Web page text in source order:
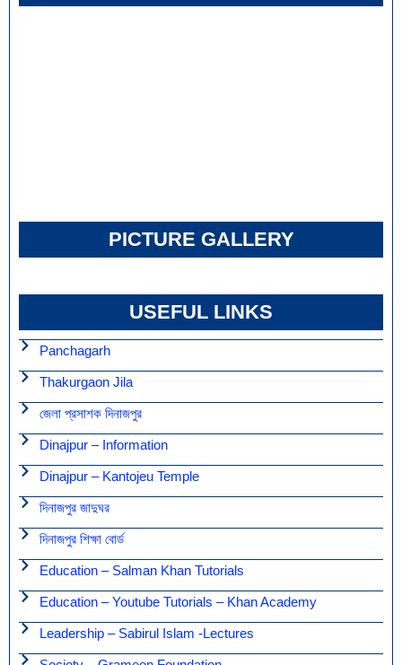
PICTURE GALLERY
USEFUL LINKS
Panchagarh
Thakurgaon Jila
জেলা প্রসাশক দিনাজপুর
Dinajpur – Information
Dinajpur – Kantojeu Temple
দিনাজপুর জাদুঘর
দিনাজপুর শিক্ষা বোর্ড
Education – Salman Khan Tutorials
Education – Youtube Tutorials – Khan Academy
Leadership – Sabirul Islam -lectures